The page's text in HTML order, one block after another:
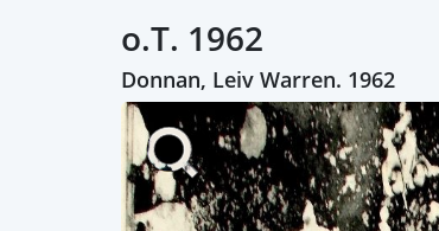
o.T. 1962
Donnan, Leiv Warren. 1962